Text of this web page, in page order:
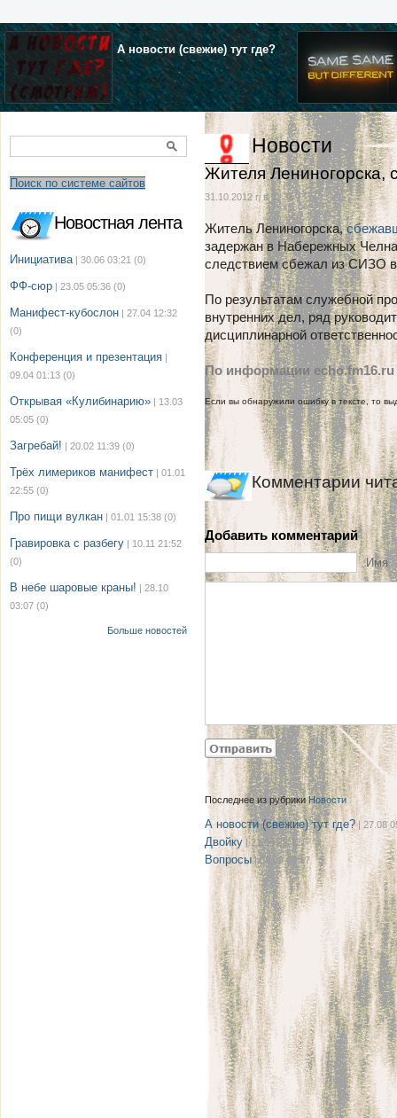
А новости (свежие) тут где?
Поиск по системе сайтов
Новостная лента
Инициатива | 30.06 03:21 (0)
ФФ-сюр | 23.05 05:36 (0)
Манифест-кубослон | 27.04 12:32
(0)
Конференция и презентация |
09.04 01:13 (0)
Открывая «Кулибинарию» | 13.03
05:05 (0)
Загребай! | 20.02 11:39 (0)
Трёх лимериков манифест | 01.01
22:55 (0)
Про пищи вулкан | 01.01 15:38 (0)
Гравировка с разбегу | 10.11 21:52
(0)
В небе шаровые краны! | 28.10
03:07 (0)
Больше новостей
Новости
Жителя
31.10.2012 г. в 11:35
Житель Лениногорска,
задержан в Набережных
следствием сбежал из СИЗО
По результатам служебной
внутренних дел, ряд
дисциплинарной
По информации echo.fm16.ru
Если вы обнаружили ошибку в тексте, то
Комментарии
Добавить комментарий
Имя
Последнее из рубрикиНовости
А новости (свежие) тут где?| 27.08
Двойку| 21.08 22:12
Вопросы| 08.08 08:17